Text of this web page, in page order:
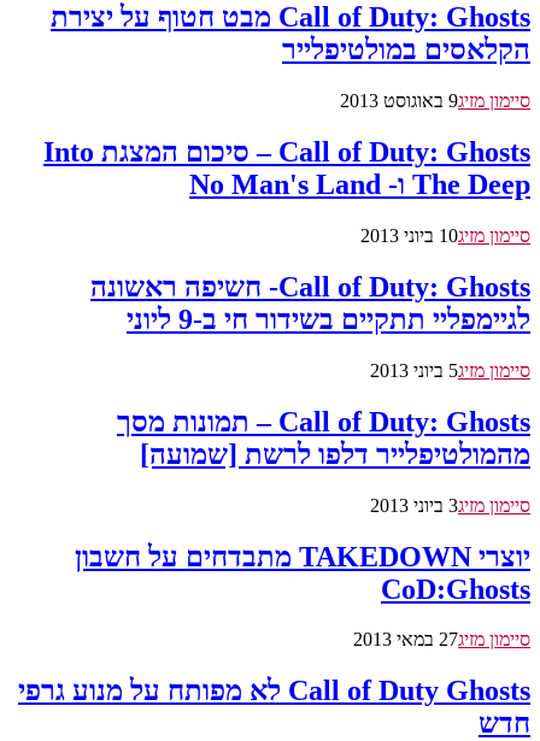
Call of Duty: Ghosts מבט חטוף על יצירת
הקלאסים במולטיפלייר
סיימון מזיג9 באוגוסט 2013
Call of Duty: Ghosts – סיכום המצגת Into
The Deep ו- No Man's Land
סיימון מזיג10 ביוני 2013
Call of Duty: Ghosts- חשיפה ראשונה
לגיימפליי תתקיים בשידור חי ב-9 ליוני
סיימון מזיג5 ביוני 2013
Call of Duty: Ghosts – תמונות מסך
מהמולטיפלייר דלפו לרשת [שמועה]
סיימון מזיג3 ביוני 2013
יוצרי TAKEDOWN מתבדחים על חשבון
CoD:Ghosts
סיימון מזיג27 במאי 2013
Call of Duty Ghosts לא מפותח על מנוע גרפי
חדש